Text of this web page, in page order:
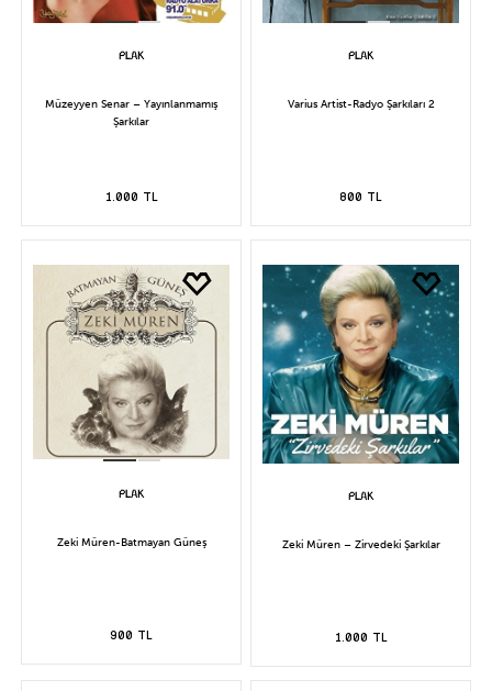
Müzeyyen Senar – Yayınlanmamış
Şarkılar
1.000 TL
Varius Artist-Radyo Şarkıları 2
800 TL
Zeki Müren-Batmayan Güneş
900 TL
Zeki Müren – Zirvedeki Şarkılar
1.000 TL